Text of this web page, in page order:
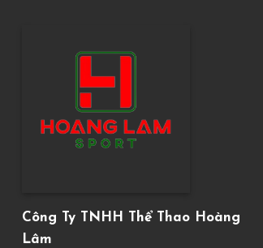
Công Ty TNHH Thể Thao Hoàng
Lâm